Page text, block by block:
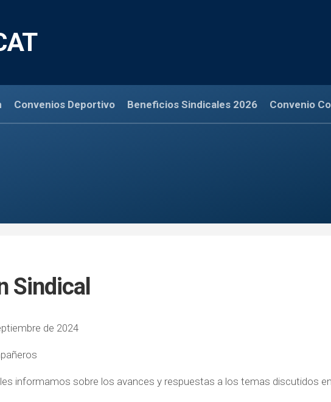
Convenios Deportivo Beneficios Sindicales 2026 Convenio
Sindical
de 2024
informamos sobre los avances y respuestas a los temas discutidos